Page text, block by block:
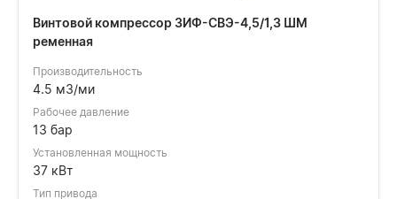
Винтовой компрессор ЗИФ-СВЭ-4,5/1,3 ШМ
ременная
Производительность
4.5 м3/ми
Рабочее давление
13 бар
Установленная мощность
37 кВт
Тип привода